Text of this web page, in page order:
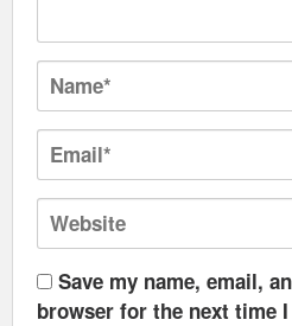
Save my name, email,
browser for the next time